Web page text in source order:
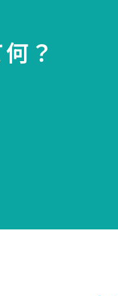
？